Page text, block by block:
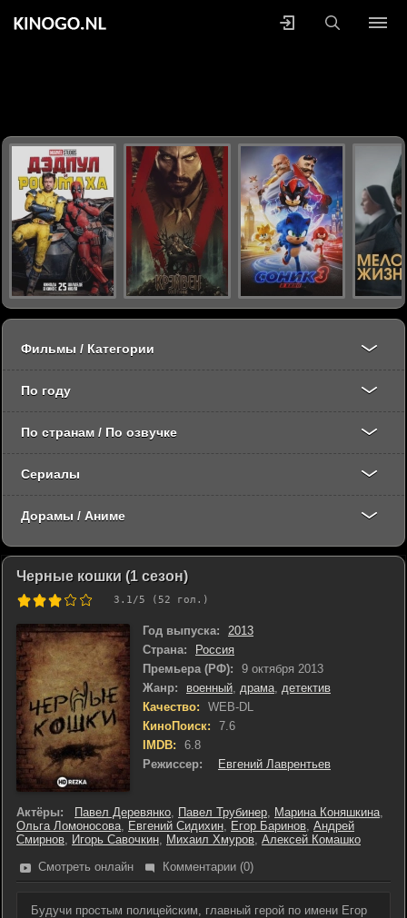
Черные кошки (1 сезон)
3.1/5 (52 гол.)
Год выпуска:
2013
Страна:
Россия
Премьера (РФ):
9 октября 2013
Жанр:
военный, драма, детектив
Качество:
WEB-DL
КиноПоиск:
7.6
IMDB:
6.8
Режиссер:
Евгений Лаврентьев
Актёры: Павел Деревянко, Павел Трубинер, Марина Коняшкина,
Ольга Ломоносова, Евгений Сидихин, Егор Баринов, Андрей
Смирнов, Игорь Савочкин, Михаил Хмуров, Алексей Комашко
Смотреть онлайн
Комментарии (0)
Будучи простым полицейским, главный герой по имени Егор
Фильмы / Категории
По году
По странам / По озвучке
Сериалы
Дорамы / Аниме